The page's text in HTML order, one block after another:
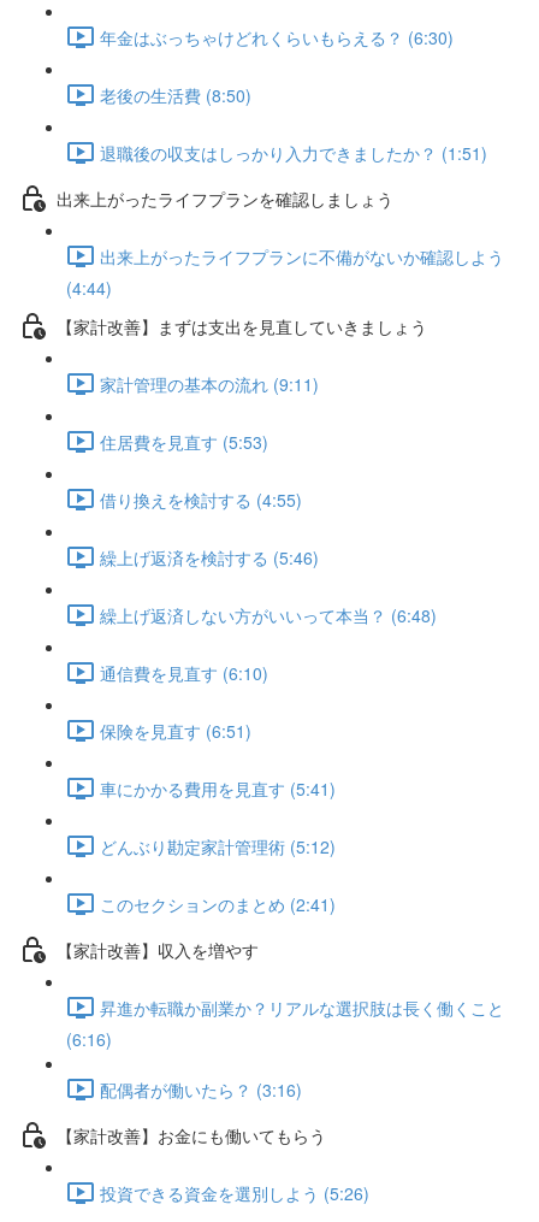
年金はぶっちゃけどれくらいもらえる？ (6:30)
老後の生活費 (8:50)
退職後の収支はしっかり入力できましたか？ (1:51)
出来上がったライフプランを確認しましょう
出来上がったライフプランに不備がないか確認しよう
(4:44)
【家計改善】まずは支出を見直していきましょう
家計管理の基本の流れ (9:11)
住居費を見直す (5:53)
借り換えを検討する (4:55)
繰上げ返済を検討する (5:46)
繰上げ返済しない方がいいって本当？ (6:48)
通信費を見直す (6:10)
保険を見直す (6:51)
車にかかる費用を見直す (5:41)
どんぶり勘定家計管理術 (5:12)
このセクションのまとめ (2:41)
【家計改善】収入を増やす
昇進か転職か副業か？リアルな選択肢は長く働くこと
(6:16)
配偶者が働いたら？ (3:16)
【家計改善】お金にも働いてもらう
投資できる資金を選別しよう (5:26)